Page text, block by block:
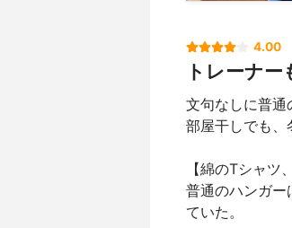
4.00
トレーナー
文句なしに普通
部屋干しでも、
【綿のTシャツ
普通のハンガー
ていた。